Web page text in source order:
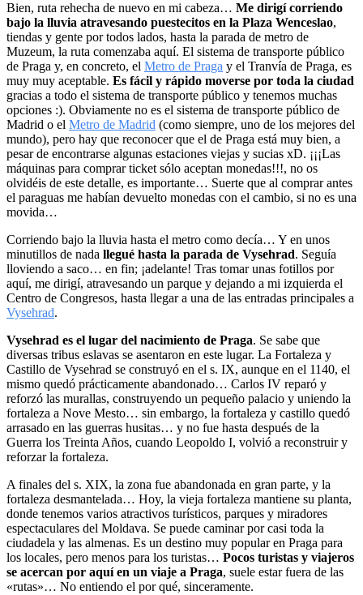
Bien, ruta rehecha de nuevo en mi cabeza… Me dirigí corriendo
bajo la lluvia atravesando puestecitos en la Plaza Wenceslao,
tiendas y gente por todos lados, hasta la parada de metro de
Muzeum, la ruta comenzaba aquí. El sistema de transporte público
de Praga y, en concreto, el Metro de Praga y el Tranvía de Praga, es
muy muy aceptable. Es fácil y rápido moverse por toda la ciudad
gracias a todo el sistema de transporte público y tenemos muchas
opciones :). Obviamente no es el sistema de transporte público de
Madrid o el Metro de Madrid (como siempre, uno de los mejores del
mundo), pero hay que reconocer que el de Praga está muy bien, a
pesar de encontrarse algunas estaciones viejas y sucias xD. ¡¡¡Las
máquinas para comprar ticket sólo aceptan monedas!!!, no os
olvidéis de este detalle, es importante… Suerte que al comprar antes
el paraguas me habían devuelto monedas con el cambio, si no es una
movida…
Corriendo bajo la lluvia hasta el metro como decía… Y en unos
minutillos de nada llegué hasta la parada de Vysehrad. Seguía
lloviendo a saco… en fin; ¡adelante! Tras tomar unas fotillos por
aquí, me dirigí, atravesando un parque y dejando a mi izquierda el
Centro de Congresos, hasta llegar a una de las entradas principales a
Vysehrad.
Vysehrad es el lugar del nacimiento de Praga. Se sabe que
diversas tribus eslavas se asentaron en este lugar. La Fortaleza y
Castillo de Vysehrad se construyó en el s. IX, aunque en el 1140, el
mismo quedó prácticamente abandonado… Carlos IV reparó y
reforzó las murallas, construyendo un pequeño palacio y uniendo la
fortaleza a Nove Mesto… sin embargo, la fortaleza y castillo quedó
arrasado en las guerras husitas… y no fue hasta después de la
Guerra los Treinta Años, cuando Leopoldo I, volvió a reconstruir y
reforzar la fortaleza.
A finales del s. XIX, la zona fue abandonada en gran parte, y la
fortaleza desmantelada… Hoy, la vieja fortaleza mantiene su planta,
donde tenemos varios atractivos turísticos, parques y miradores
espectaculares del Moldava. Se puede caminar por casi toda la
ciudadela y las almenas. Es un destino muy popular en Praga para
los locales, pero menos para los turistas… Pocos turistas y viajeros
se acercan por aquí en un viaje a Praga, suele estar fuera de las
«rutas»… No entiendo el por qué, sinceramente.